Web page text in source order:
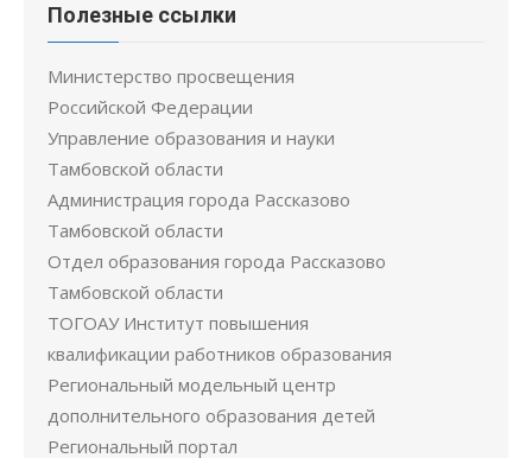
Полезные ссылки
Министерство просвещения
Российской Федерации
Управление образования и науки
Тамбовской области
Администрация города Рассказово
Тамбовской области
Отдел образования города Рассказово
Тамбовской области
ТОГОАУ Институт повышения
квалификации работников образования
Региональный модельный центр
дополнительного образования детей
Региональный портал